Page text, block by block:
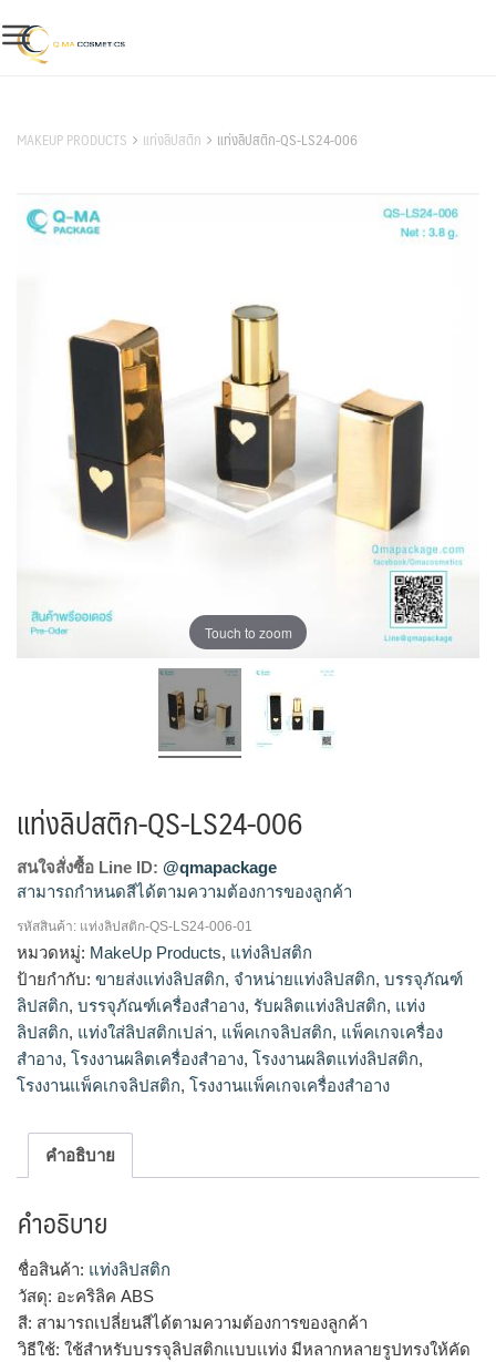
to
content
MAKEUP PRODUCTS แท่งลิปสติก แท่งลิปสติก-QS-LS24-006
Touch to zoom
แท่งลิปสติก-QS-LS24-006
สนใจสั่งซื้อ Line ID: @qmapackage
สามารถกำหนดสีได้ตามความต้องการของลูกค้า
โรงงานผลิตแท่งลิปสติก,จำหน่ายแท่งลิปสติก,รับผลิตแท่ง
ลิปสติก,ขายส่งแท่งลิปสติก
รหัสสินค้า: แท่งลิปสติก-QS-LS24-006-01
หมวดหมู่: MakeUp Products, แท่งลิปสติก
ป้ายกำกับ: ขายส่งแท่งลิปสติก, จำหน่ายแท่งลิปสติก, บรรจุภัณฑ์
ลิปสติก, บรรจุภัณฑ์เครื่องสำอาง, รับผลิตแท่งลิปสติก, แท่ง
ลิปสติก, แท่งใส่ลิปสติกเปล่า, แพ็คเกจลิปสติก, แพ็คเกจเครื่อง
สำอาง, โรงงานผลิตเครื่องสำอาง, โรงงานผลิตแท่งลิปสติก,
โรงงานแพ็คเกจลิปสติก, โรงงานแพ็คเกจเครื่องสำอาง
คำอธิบาย
คำอธิบาย
ชื่อสินค้า: แท่งลิปสติก
วัสดุ: อะคริลิค ABS
สี: สามารถเปลี่ยนสีได้ตามความต้องการของลูกค้า
วิธีใช้: ใช้สำหรับบรรจุลิปสติกเเบบเเท่ง มีหลากหลายรูปทรงให้คัด